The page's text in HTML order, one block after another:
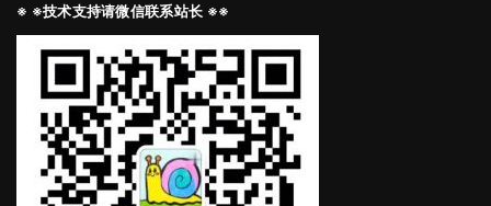
※ ※技术支持请微信联系站长 ※※